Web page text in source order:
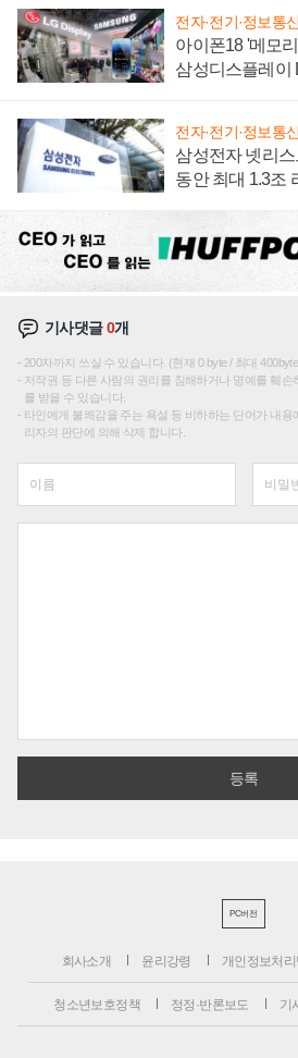
전자·전기·정보통신
아이폰18 '메모
삼성디스플레이
전자·전기·정보통신
삼성전자 넷리
동안 최대 1.3조
기사댓글0개
200자까지 쓰실 수 있습니다. (현재 0 byte / 최대
저작권 등 다른 사람의 권리를 침해하거나 명예를 훼손
를 받을 수 있습니다.
타인에게 불쾌감을 주는 욕설 등 비하하는 단어가 내
리자의 판단에 의해 삭제 합니다.
PC버전
회사소개 윤리강령 개인정보처
청소년보호정책 정정·반론보도 기